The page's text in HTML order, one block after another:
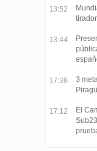
13:52
13:44
17:38
3
17:12
El